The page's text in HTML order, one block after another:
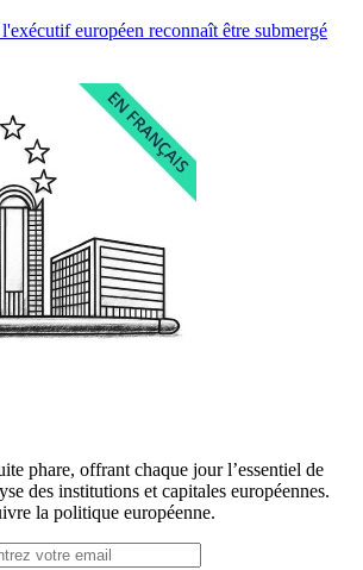
européen reconnaît être submergé
phare, offrant chaque jour l’essentiel de
des institutions et capitales européennes.
la politique européenne.